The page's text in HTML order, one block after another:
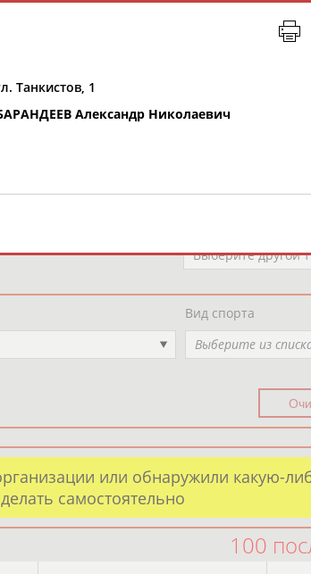
ТАБЛО АКТИВНОСТИ
Выберите другой
Вид спорта
Выберите из
или обнаружили какую-
самостоятельно
100
Танкистов, 1
Александр Николаевич